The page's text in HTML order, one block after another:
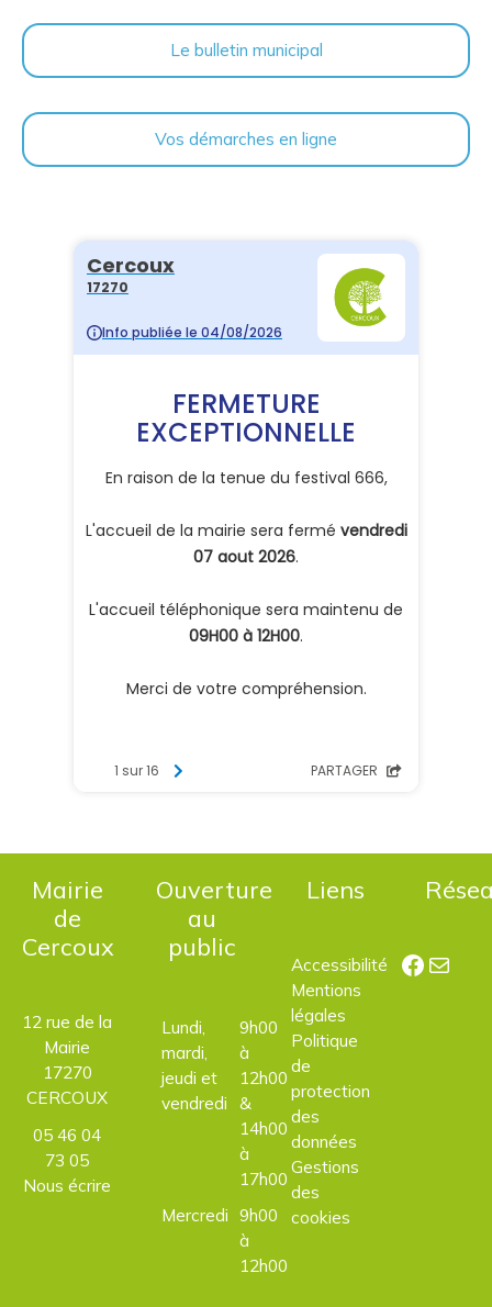
Le bulletin municipal
Vos démarches en ligne
Mairie
de
Cercoux
12 rue de la
Mairie
17270
CERCOUX
05 46 04
73 05
Nous écrire
Ouverture
au
public
Lundi,
mardi,
jeudi et
vendredi
9h00
à
12h00
&
14h00
à
17h00
Mercredi 9h00
à
12h00
Liens
Accessibilité
Mentions
légales
Politique
de
protection
des
données
Gestions
des
cookies
E-mail